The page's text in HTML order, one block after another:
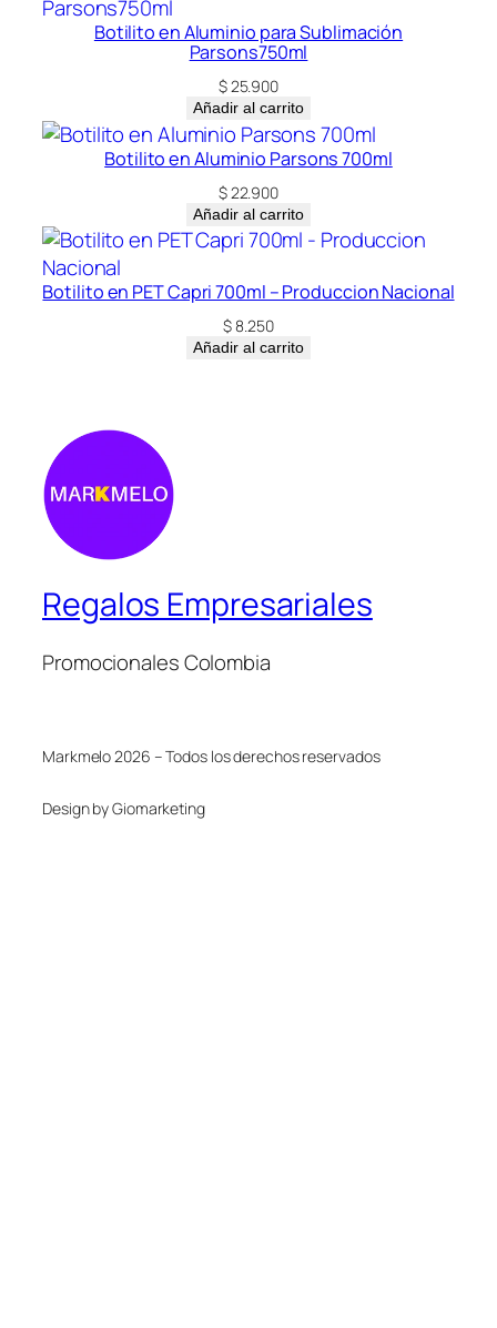
Botilito en Aluminio para Sublimación
Parsons750ml
$25.900
Añadir al carrito
Botilito en Aluminio Parsons 700ml
$22.900
Añadir al carrito
Botilito en PET Capri 700ml – Produccion Nacional
$8.250
Añadir al carrito
Regalos Empresariales
Promocionales Colombia
Markmelo 2026 – Todos los derechos reservados
Design by Giomarketing